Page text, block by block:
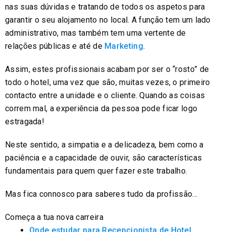
nas suas dúvidas e tratando de todos os aspetos para
garantir o seu alojamento no local. A função tem um lado
administrativo, mas também tem uma vertente de
relações públicas e até de Marketing.
Assim, estes profissionais acabam por ser o “rosto” de
todo o hotel, uma vez que são, muitas vezes, o primeiro
contacto entre a unidade e o cliente. Quando as coisas
correm mal, a experiência da pessoa pode ficar logo
estragada!
Neste sentido, a simpatia e a delicadeza, bem como a
paciência e a capacidade de ouvir, são características
fundamentais para quem quer fazer este trabalho.
Mas fica connosco para saberes tudo da profissão…
Começa a tua nova carreira
Onde estudar para Recepcionista de Hotel